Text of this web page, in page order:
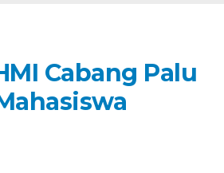
Cabang Palu